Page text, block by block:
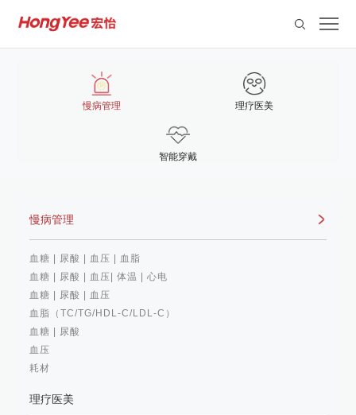
慢病管理 理疗医美
智能穿戴
慢病管理
血糖 | 尿酸 | 血压 | 血脂
血糖 | 尿酸 | 血压| 体温 | 心电
血糖 | 尿酸 | 血压
血脂（TC/TG/HDL-C/LDL-C）
血糖 | 尿酸
血压
耗材
理疗医美